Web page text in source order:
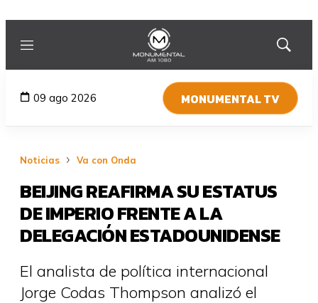
Menú
Mostrar
09 ago 2026 MONUMENTAL TV
Noticias Va con Onda
BEIJING REAFIRMA SU ESTATUS
DE IMPERIO FRENTE A LA
DELEGACIÓN ESTADOUNIDENSE
El analista de política internacional
Jorge Codas Thompson analizó el